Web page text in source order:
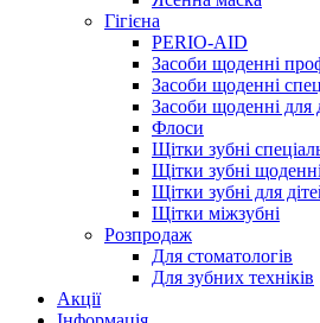
Гігієна
PERIO-AID
Засоби щоденні
Засоби щоденні
Засоби щоденні для
Флоси
Щітки зубні
Щітки зубні щоденні
Щітки зубні для
Щітки міжзубні
Розпродаж
Для стоматологів
Для зубних техніків
Акції